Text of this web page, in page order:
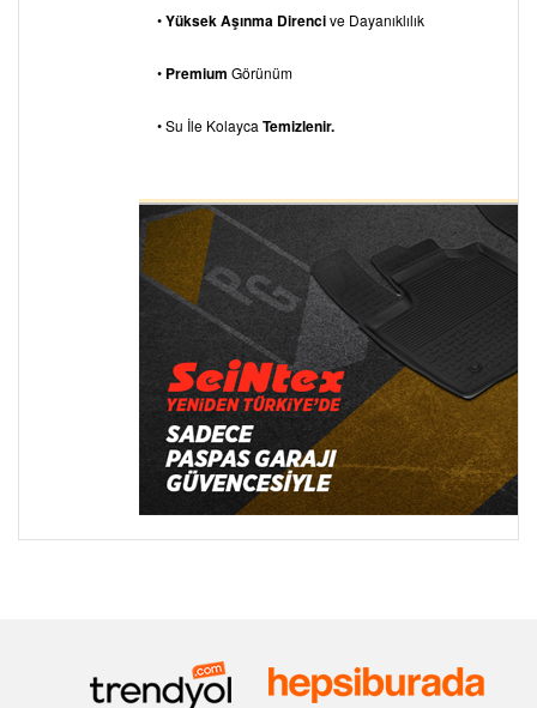
•Yüksek Aşınma Direncive Dayanıklılık
• Premium Görünüm
• Su İle Kolayca Temizlenir.